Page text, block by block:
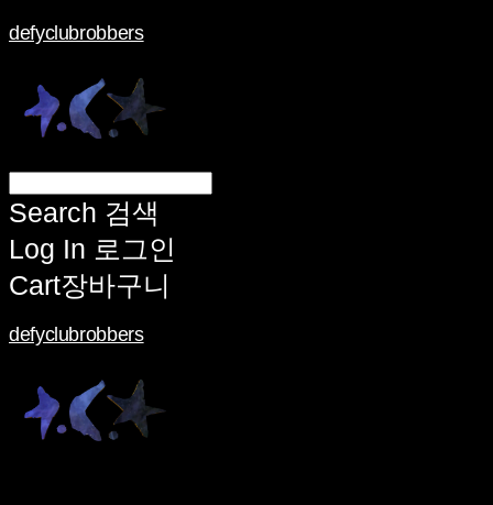
defyclubrobbers
Search 검색
Log In 로그인
Cart장바구니
defyclubrobbers